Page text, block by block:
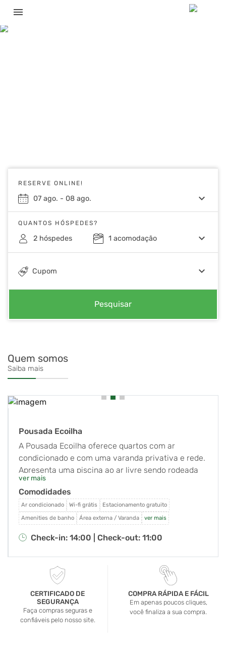
menu
RESERVE ONLINE!
07 ago. - 08 ago. keyboard_arrow_down
QUANTOS HÓSPEDES?
2 hóspedes 1 acomodação keyboard_arrow_down
Cupom keyboard_arrow_down
Pesquisar
Quem somos
Saiba mais
Pousada Ecoilha
A Pousada Ecoilha oferece quartos com ar
condicionado e com uma varanda privativa e rede.
Apresenta uma piscina ao ar livre sendo rodeada
por jardins. O Wi-Fi em todo o hotel e
estacionamento são gratuitos. A pousada está
localizada próximo ao Parque Estadual de Ilhabela,
em uma ruela tranquila com fácil acesso ao cais da
balsa, centro de Ilhabela, a praia do Perequê e
cachoeiras com piscinas naturais. Oferecendo
vistas para o jardim, todos os quartos da Pousada
Ecoilha são decorados com bom gosto. Eles estão
equipados com uma rede, cama box, frigobar e TV.
O café-da-manhã caseiro é servido em uma
varanda agradável. Restaurantes e bares estão a
uma curta distância, e excursões podem ser
ver mais
Comodidades
Ar condicionado Wi-fi grátis
Estacionamento gratuito
Amenities de banho
Área externa / Varanda ver mais
Check-in: 14:00 | Check-out: 11:00
CERTIFICADO DE
SEGURANÇA
Faça compras seguras e
confiáveis pelo nosso site.
COMPRA RÁPIDA E FÁCIL
Em apenas poucos cliques,
você finaliza a sua compra.